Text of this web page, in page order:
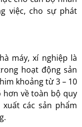
việc, cho sự phát
máy, xí nghiệp là
hoạt động sản
khoảng từ 3 – 10
về toàn bộ quy
các sản phẩm